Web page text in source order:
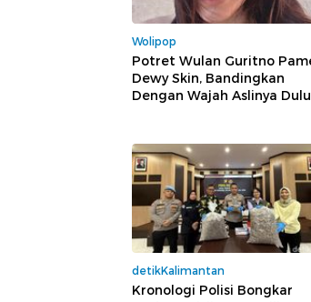
Wolipop
Potret Wulan Guritno
Dewy Skin, Bandingkan
Dengan Wajah Aslinya Dulu
detikKalimantan
Kronologi Polisi Bongkar